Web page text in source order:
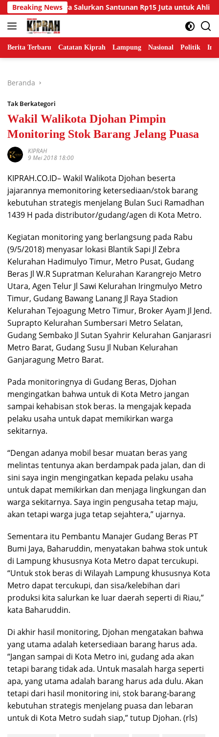
Langsung
ke
konten
Breaking News
Utara Salurkan Santunan Rp15 Juta untuk Ahli Waris
Berita Terbaru Catatan Kiprah Lampung Nasional Politik
Beranda
Tak Berkategori
Wakil Walikota Djohan Pimpin
Monitoring Stok Barang Jelang Puasa
KIPRAH
9 Mei 2018 18:00
KIPRAH.CO.ID– Wakil Walikota Djohan beserta
jajarannya memonitoring ketersediaan/stok barang
kebutuhan strategis menjelang Bulan Suci Ramadhan
1439 H pada distributor/gudang/agen di Kota Metro.
Kegiatan monitoring yang berlangsung pada Rabu
(9/5/2018) menyasar lokasi Blantik Sapi Jl Zebra
Kelurahan Hadimulyo Timur, Metro Pusat, Gudang
Beras Jl W.R Supratman Kelurahan Karangrejo Metro
Utara, Agen Telur Jl Sawi Kelurahan Iringmulyo Metro
Timur, Gudang Bawang Lanang Jl Raya Stadion
Kelurahan Tejoagung Metro Timur, Broker Ayam Jl Jend.
Suprapto Kelurahan Sumbersari Metro Selatan,
Gudang Sembako Jl Sutan Syahrir Kelurahan Ganjarasri
Metro Barat, Gudang Susu Jl Nuban Kelurahan
Ganjaragung Metro Barat.
Pada monitoringnya di Gudang Beras, Djohan
mengingatkan bahwa untuk di Kota Metro jangan
sampai kehabisan stok beras. Ia mengajak kepada
pelaku usaha untuk dapat memikirkan warga
sekitarnya.
“Dengan adanya mobil besar muatan beras yang
melintas tentunya akan berdampak pada jalan, dan di
sini saya ingin mengingatkan kepada pelaku usaha
untuk dapat memikirkan dan menjaga lingkungan dan
warga sekitarnya. Saya ingin pengusaha tetap maju,
akan tetapi warga juga tetap sejahtera,” ujarnya.
Sementara itu Pembantu Manajer Gudang Beras PT
Bumi Jaya, Baharuddin, menyatakan bahwa stok untuk
di Lampung khususnya Kota Metro dapat tercukupi.
“Untuk stok beras di Wilayah Lampung khususnya Kota
Metro dapat tercukupi, dan sisa/kelebihan dari
produksi kita salurkan ke luar daerah seperti di Riau,”
kata Baharuddin.
Di akhir hasil monitoring, Djohan mengatakan bahwa
yang utama adalah ketersediaan barang harus ada.
“Jangan sampai di Kota Metro ini, gudang ada akan
tetapi barang tidak ada. Untuk masalah harga seperti
apa, yang utama adalah barang harus ada dulu. Akan
tetapi dari hasil monitoring ini, stok barang-barang
kebutuhan strategis menjelang puasa dan lebaran
untuk di Kota Metro sudah siap,” tutup Djohan. (rls)